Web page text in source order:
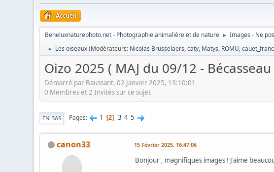
Accueil
Beneluxnaturephoto.net - Photographie animalière et de nature ► Images - Ne
► Les oiseaux(Modérateurs: Nicolas Brusselaers,caty, Matys, ROMU,
Oizo 2025 ( MAJ du 09/12 -
Démarré par Baussant, 02 Janvier 2025, 13:10:01
0 Membres et 2 Invités sur ce sujet
EN BAS Pages 1 2 3 4 5
canon33 15 Février 2025, 16:47:06
Bonjour , magnifiques images ! J'aime